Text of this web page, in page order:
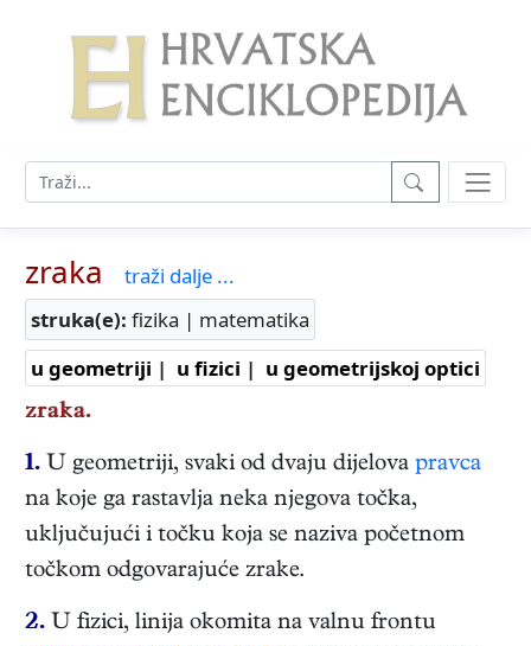
zraka
traži dalje ...
struka(e): fizika | matematika
u geometriji | u fizici | u geometrijskoj optici
zraka.
1. U geometriji, svaki od dvaju dijelova pravca
na koje ga rastavlja neka njegova točka,
uključujući i točku koja se naziva početnom
točkom odgovarajuće zrake.
2. U fizici, linija okomita na valnu frontu